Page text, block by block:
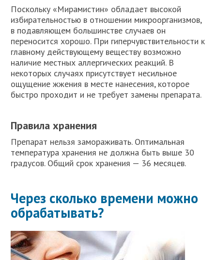
Поскольку «Мирамистин» обладает высокой
избирательностью в отношении микроорганизмов,
в подавляющем большинстве случаев он
переносится хорошо. При гиперчувствительности к
главному действующему веществу возможно
наличие местных аллергических реакций. В
некоторых случаях присутствует несильное
ощущение жжения в месте нанесения, которое
быстро проходит и не требует замены препарата.
Правила хранения
Препарат нельзя замораживать. Оптимальная
температура хранения не должна быть выше 30
градусов. Общий срок хранения — 36 месяцев.
Через сколько времени можно
обрабатывать?